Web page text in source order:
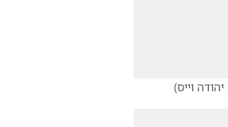
וייס)